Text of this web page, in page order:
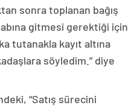
sonra toplanan bağış
gitmesi gerektiği için
tutanakla kayıt altına
söyledim.” diye
“Satış sürecini